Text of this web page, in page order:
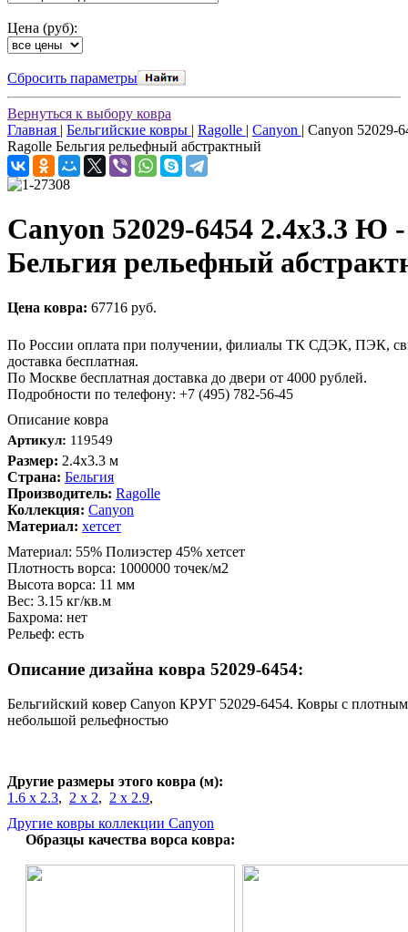
Цена (руб):
Cбросить параметры
Вернуться к выбору ковра
Главная | Бельгийские ковры | Ragolle | Canyon | Canyon 52029-
Ragolle Бельгия рельефный абстрактный
Canyon 52029-6454 2.4x3.3 Ю
Бельгия рельефный
Цена ковра: 67716 руб.
По России оплата при получении, филиалы ТК СДЭК, ПЭК,
доставка бесплатная.
По Москве бесплатная доставка до двери от 4000 рублей.
Подробности по телефону: +7 (495) 782-56-45
Описание ковра
Артикул: 119549
Размер: 2.4x3.3 м
Страна: Бельгия
Производитель: Ragolle
Коллекция: Canyon
Материал: хетсет
Материал: 55% Полиэстер 45% хетсет
Плотность ворса: 1000000 точек/м2
Высота ворса: 11 мм
Вес: 3.15 кг/кв.м
Бахрома: нет
Рельеф: есть
Описание дизайна ковра 52029-6454:
Бельгийский ковер Canyon КРУГ 52029-6454. Ковры с
небольшой рельефностью
Другие размеры этого ковра (м):
1.6 x 2.3, 2 x 2, 2 x 2.9,
Другие ковры коллекции Canyon
Образцы качества ворса ковра: